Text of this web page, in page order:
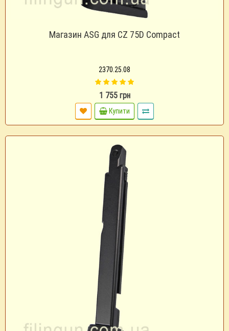
Магазин ASG для CZ 75D Compact
2370.25.08
1 755 грн
Купити